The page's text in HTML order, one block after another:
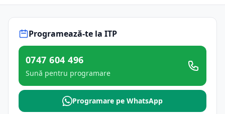
Programează-te la ITP
0747 604 496
Sună pentru programare
Programare pe WhatsApp